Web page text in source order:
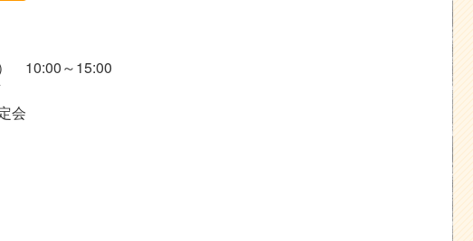
10:00～15:00
会